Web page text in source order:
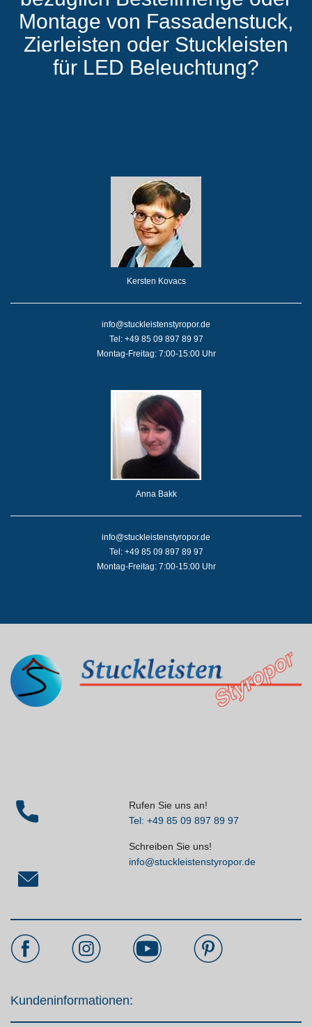
Montage von Fassadenstuck,
Zierleisten oder Stuckleisten
für LED Beleuchtung?
Kersten Kovacs
info@stuckleistenstyropor.de
Tel: +49 85 09 897 89 97
Montag-Freitag: 7:00-15:00 Uhr
Anna Bakk
info@stuckleistenstyropor.de
Tel: +49 85 09 897 89 97
Montag-Freitag: 7:00-15:00 Uhr
Rufen Sie uns an!
Tel: +49 85 09 897 89 97
Schreiben Sie uns!
info@stuckleistenstyropor.de
Kundeninformationen: